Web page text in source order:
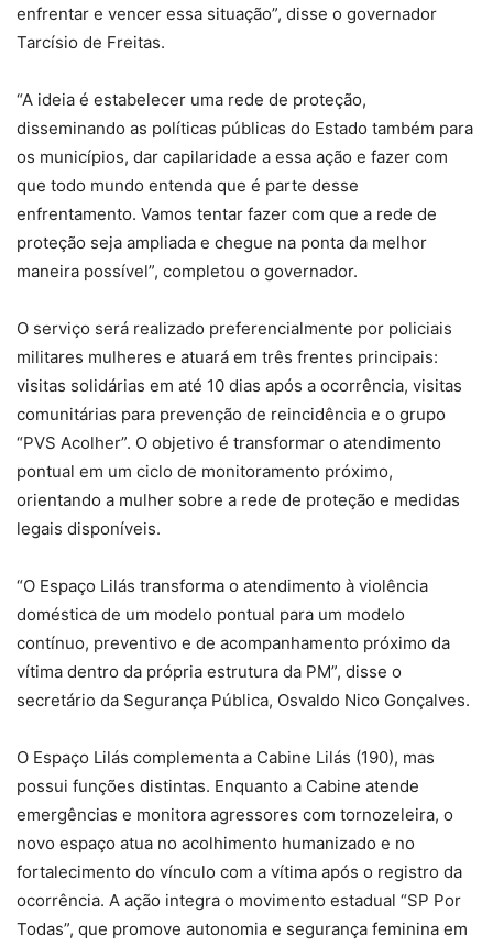
enfrentar e vencer essa situação”, disse o governador
Tarcísio de Freitas.
“A ideia é estabelecer uma rede de proteção,
disseminando as políticas públicas do Estado também para
os municípios, dar capilaridade a essa ação e fazer com
que todo mundo entenda que é parte desse
enfrentamento. Vamos tentar fazer com que a rede de
proteção seja ampliada e chegue na ponta da melhor
maneira possível”, completou o governador.
O serviço será realizado preferencialmente por policiais
militares mulheres e atuará em três frentes principais:
visitas solidárias em até 10 dias após a ocorrência, visitas
comunitárias para prevenção de reincidência e o grupo
“PVS Acolher”. O objetivo é transformar o atendimento
pontual em um ciclo de monitoramento próximo,
orientando a mulher sobre a rede de proteção e medidas
legais disponíveis.
“O Espaço Lilás transforma o atendimento à violência
doméstica de um modelo pontual para um modelo
contínuo, preventivo e de acompanhamento próximo da
vítima dentro da própria estrutura da PM”, disse o
secretário da Segurança Pública, Osvaldo Nico Gonçalves.
O Espaço Lilás complementa a Cabine Lilás (190), mas
possui funções distintas. Enquanto a Cabine atende
emergências e monitora agressores com tornozeleira, o
novo espaço atua no acolhimento humanizado e no
fortalecimento do vínculo com a vítima após o registro da
ocorrência. A ação integra o movimento estadual “SP Por
Todas”, que promove autonomia e segurança feminina em